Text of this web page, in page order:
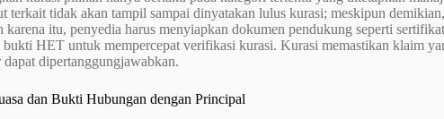
terkait tidak akan tampil sampai dinyatakan lulus kurasi; meskipun
karena itu, penyedia harus menyiapkan dokumen pendukung seperti
bukti HET untuk mempercepat verifikasi kurasi. Kurasi memastikan klaim
dipertanggungjawabkan.
dan Bukti Hubungan dengan Principal